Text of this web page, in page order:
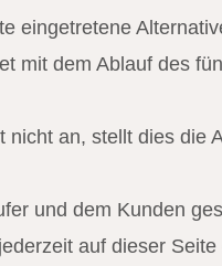
eingetretene
mit dem Ablauf des
an, stellt dies die
und dem Kunden
auf dieser